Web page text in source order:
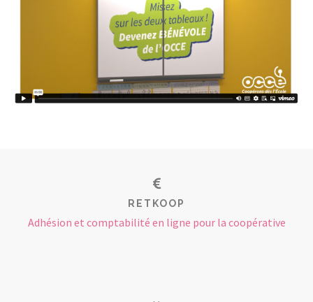
RETKOOP
Adhésion et comptabilité en ligne pour la coopérative